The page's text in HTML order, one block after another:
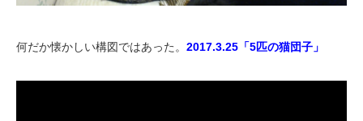
何だか懐かしい構図ではあった。 2017.3.25「5匹の猫団子」